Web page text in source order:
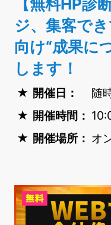
【無料HP診
ジ、集客で
向け“成果に
します！
開催日：
随
開催時間：
開催場所： オ